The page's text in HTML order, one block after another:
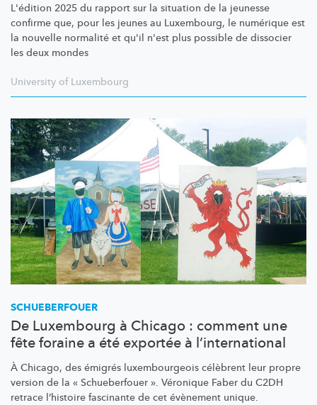
L'édition 2025 du rapport sur la situation de la jeunesse
confirme que, pour les jeunes au Luxembourg, le numérique est
la nouvelle normalité et qu'il n'est plus possible de dissocier
les deux mondes
University of Luxembourg
SCHUEBERFOUER
De Luxembourg à Chicago : comment une
fête foraine a été exportée à l’international
À Chicago, des émigrés luxembourgeois célèbrent leur propre
version de la « Schueberfouer ». Véronique Faber du C2DH
retrace l’histoire fascinante de cet évènement unique.